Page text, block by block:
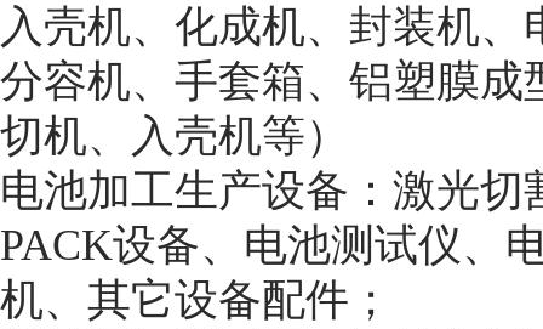
入壳机、化成机、封装机
分容机、手套箱、铝塑膜
切机、入壳机等）
电池加工生产设备：激光
PACK设备、电池测试仪、
机、其它设备配件；